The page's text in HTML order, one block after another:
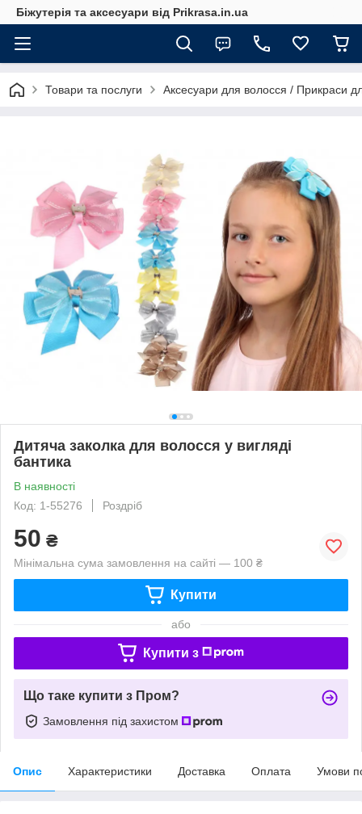
Біжутерія та аксесуари від Prikrasa.in.ua
Товари та послуги Аксесуари для волосся / Прикраси
Дитяча заколка для волосся у вигляді
бантика
В наявності
Код: 1-55276
Роздріб
50 ₴
Мінімальна сума замовлення на сайті — 100 ₴
Купити
або
Купити з
Що таке купити з Пром?
Замовлення під захистом
Опис Характеристики Доставка Оплата Умови